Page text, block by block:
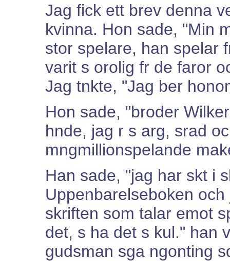
Jag fick ett brev denna
kvinna. Hon sade, "Min
stor spelare, han spelar
varit s orolig fr de faror
Jag tnkte, "Jag ber
Hon sade, "broder
hnde, jag r s arg, srad
mngmillionspelande
Han sade, "jag har skt i
Uppenbarelseboken
skriften som talar emot
det, s ha det s kul." han
gudsman sga ngonting